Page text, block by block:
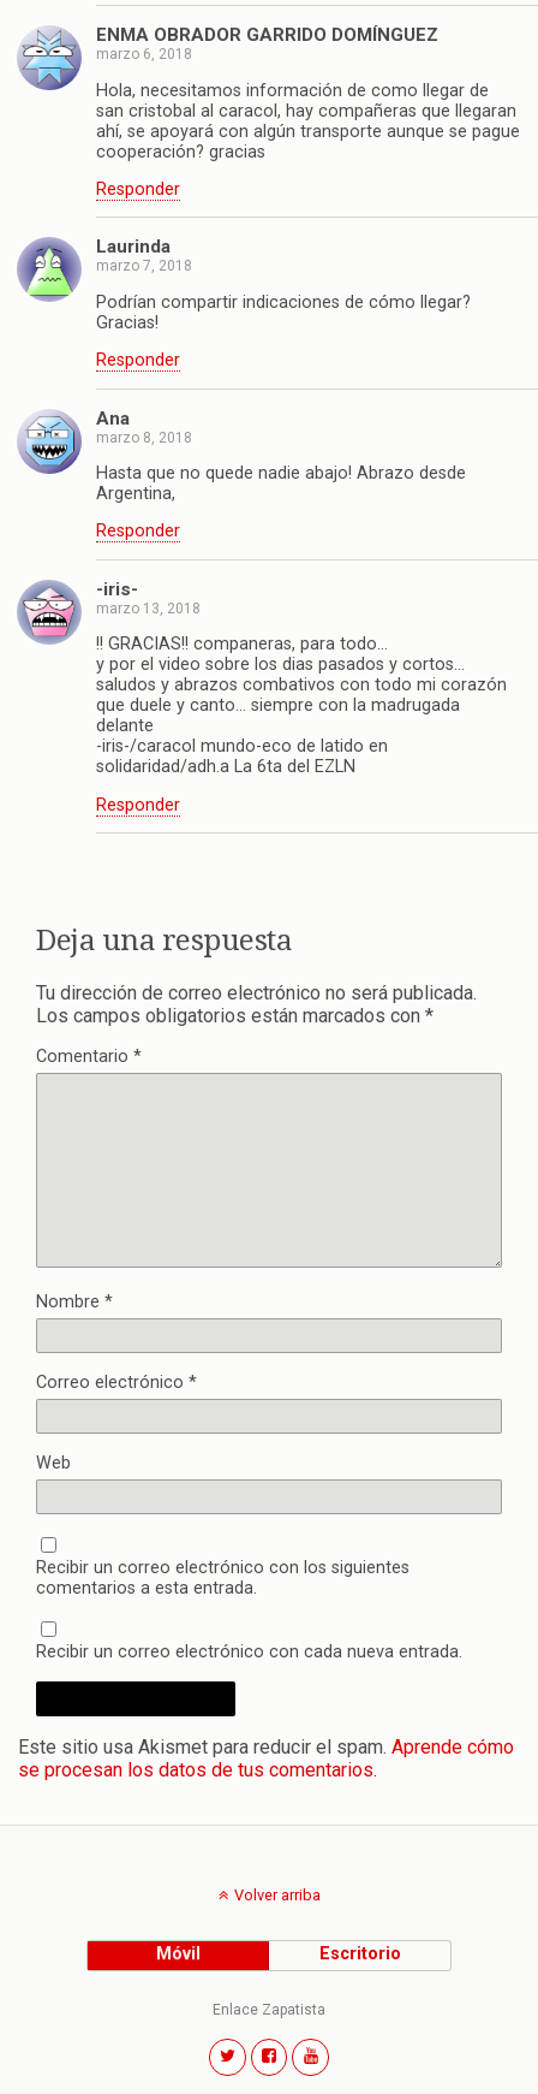
ENMA OBRADOR GARRIDO DOMÍNGUEZ
marzo 6, 2018
Hola, necesitamos información de como llegar de
san cristobal al caracol, hay compañeras que llegaran
ahí, se apoyará con algún transporte aunque se pague
cooperación? gracias
Responder
Laurinda
marzo 7, 2018
Podrían compartir indicaciones de cómo llegar?
Gracias!
Responder
Ana
marzo 8, 2018
Hasta que no quede nadie abajo! Abrazo desde
Argentina,
Responder
-iris-
marzo 13, 2018
!! GRACIAS!! companeras, para todo…
y por el video sobre los dias pasados y cortos…
saludos y abrazos combativos con todo mi corazón
que duele y canto… siempre con la madrugada
delante
-iris-/caracol mundo-eco de latido en
solidaridad/adh.a La 6ta del EZLN
Responder
Deja una respuesta
Tu dirección de correo electrónico no será publicada.
Los campos obligatorios están marcados con *
Comentario *
Nombre *
Correo electrónico *
Web
Recibir un correo electrónico con los siguientes
comentarios a esta entrada.
Recibir un correo electrónico con cada nueva entrada.
Este sitio usa Akismet para reducir el spam. Aprende cómo
se procesan los datos de tus comentarios.
Volver arriba
Móvil Escritorio
Enlace Zapatista